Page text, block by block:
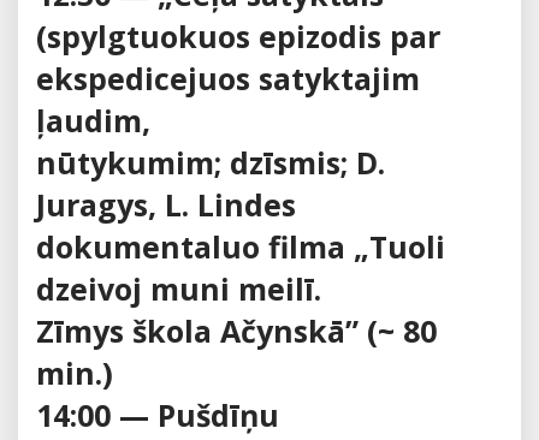
(spylgtuokuos epizodis par
ekspedicejuos satyktajim
ļaudim,
nūtykumim; dzīsmis; D.
Juragys, L. Lindes
dokumentaluo filma „Tuoli
dzeivoj muni meilī.
Zīmys škola Ačynskā” (~ 80
min.)
14:00 — Pušdīņu